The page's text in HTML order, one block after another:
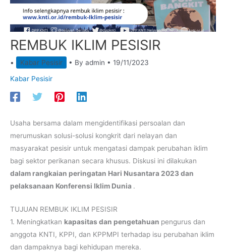
REMBUK IKLIM PESISIR
• Kabar Pesisir • By admin • 19/11/2023
Kabar Pesisir
Usaha bersama dalam mengidentifikasi persoalan dan
merumuskan solusi-solusi kongkrit dari nelayan dan
masyarakat pesisir untuk mengatasi dampak perubahan iklim
bagi sektor perikanan secara khusus. Diskusi ini dilakukan
dalam rangkaian peringatan Hari Nusantara 2023 dan
pelaksanaan Konferensi Iklim Dunia .
TUJUAN REMBUK IKLIM PESISIR
1. Meningkatkan kapasitas dan pengetahuan pengurus dan
anggota KNTI, KPPI, dan KPPMPI terhadap isu perubahan iklim
dan dampaknya bagi kehidupan mereka.